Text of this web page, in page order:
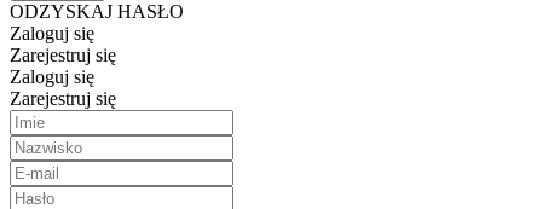
ODZYSKAJ HASŁO
Zaloguj się
Zarejestruj się
Zaloguj się
Zarejestruj się